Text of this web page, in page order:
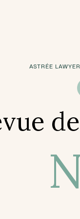
ASTRÉE